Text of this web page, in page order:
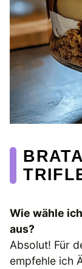
Wie wähle
aus?
Absolut! Für
empfehle ich